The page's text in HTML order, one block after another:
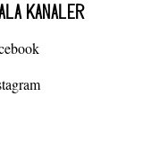
KANALER